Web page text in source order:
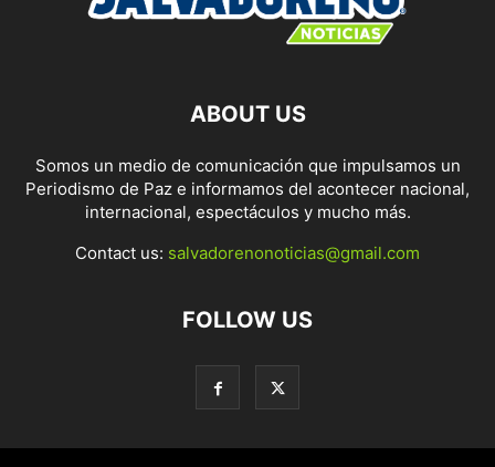
ABOUT US
Somos un medio de comunicación que impulsamos un
Periodismo de Paz e informamos del acontecer nacional,
internacional, espectáculos y mucho más.
Contact us: salvadorenonoticias@gmail.com
FOLLOW US